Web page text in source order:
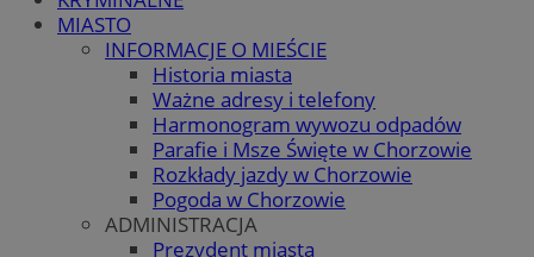
MIASTO
INFORMACJE O MIEŚCIE
Historia miasta
Ważne adresy i telefony
Harmonogram wywozu odpadów
Parafie i Msze Święte w Chorzowie
Rozkłady jazdy w Chorzowie
Pogoda w Chorzowie
ADMINISTRACJA
Prezydent miasta